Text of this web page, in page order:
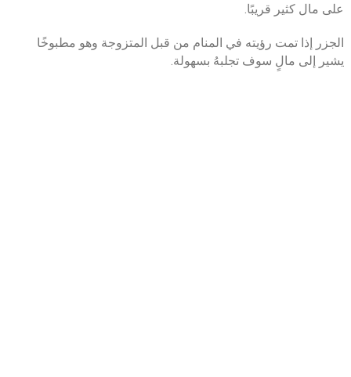
على مال كثير قريبًا.
الجزر إذا تمت رؤيته في المنام من قبل المتزوجة وهو مطبوخًا
يشير إلى مالٍ سوف تجلبهُ بسهولة.